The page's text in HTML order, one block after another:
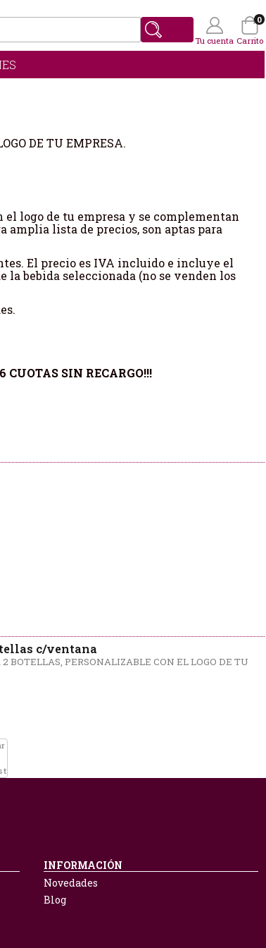
Tu cuenta Carrito
0
DE TU EMPRESA.
el logo de tu empresa y se complementan
amplia lista de precios, son aptas para
El precio es IVA incluido e incluye el
la bebida seleccionada (no se venden los
CUOTAS SIN RECARGO!!!
c/ventana
BOTELLAS, PERSONALIZABLE CON EL LOGO DE TU
INFORMACIÓN
Novedades
Blog